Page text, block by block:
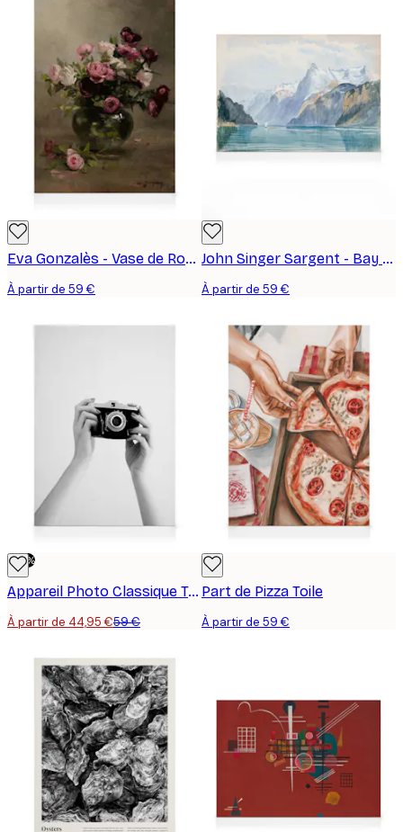
Eva Gonzalès - Vase de Roses Toile
À partir de 59 €
John Singer Sargent - Bay of Uri, Brunnen Toile
À partir de 59 €
-24%
Appareil Photo Classique Toile
À partir de 44,95 €59 €
Part de Pizza Toile
À partir de 59 €